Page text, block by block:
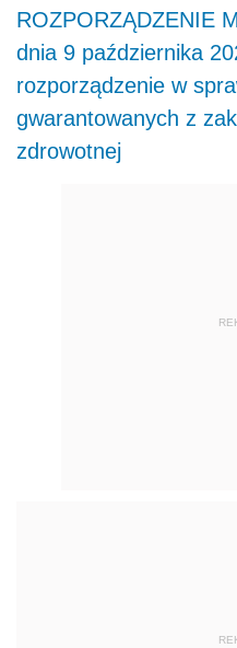
ROZPORZĄDZENIE
dnia 9 października
rozporządzenie w
gwarantowanych z
zdrowotnej